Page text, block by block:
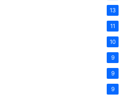
13
11
10
9
9
9